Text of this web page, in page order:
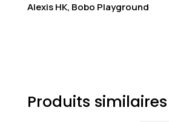
Alexis HK, Bobo Playground
Produits similaires